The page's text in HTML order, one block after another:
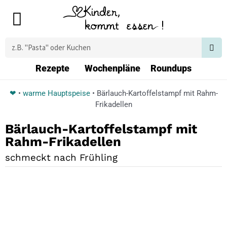
Main
Suche
Rezepte Wochenpläne Roundups
❤ • warme Hauptspeise• Bärlauch-Kartoffelstampf mit Rahm-
Frikadellen
Bärlauch-Kartoffelstampf mit
Rahm-Frikadellen
schmeckt nach Frühling